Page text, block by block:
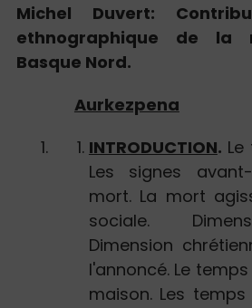
Michel Duvert:
ethnographique de la
Basque Nord.
Aurkezpena
INTRODUCTION.
Les signes
mort. La mort
sociale.
Dimension
l'annoncé. Le
maison. Les